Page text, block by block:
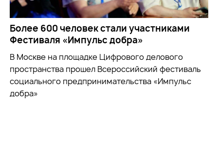
Более 600 человек стали участниками
Фестиваля «Импульс добра»
В Москве на площадке Цифрового делового
пространства прошел Всероссийский фестиваль
социального предпринимательства «Импульс
добра»